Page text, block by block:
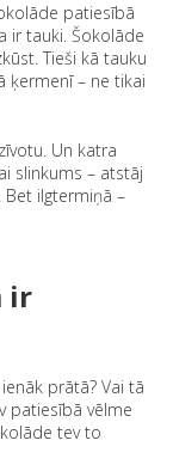
patiesībā
ir tauki. Šokolāde
Tieši kā tauku
ķermenī – ne tikai
Un katra
slinkums – atstāj
ilgtermiņā –
ir
prātā? Vai tā
patiesībā vēlme
tev to